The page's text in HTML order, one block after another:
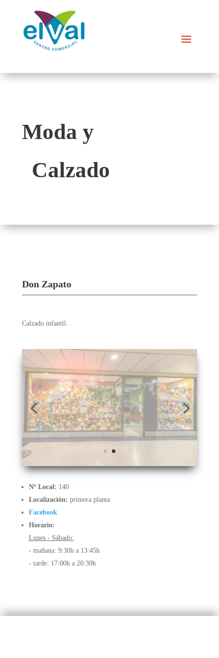
Moda y
Calzado
Don Zapato
Calzado infantil.
Nº Local: 140
Localización: primera planta
Facebook
Horario:
Lunes - Sábado:
- mañana: 9:30h a 13:45h
- tarde: 17:00h a 20:30h